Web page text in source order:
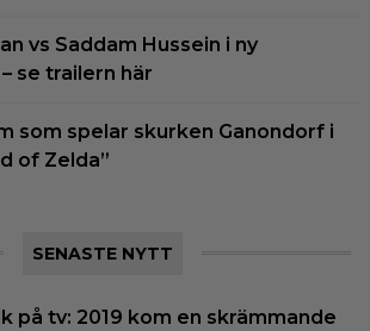
vs Saddam Hussein i ny
se trailern här
som spelar skurken Ganondorf i
of Zelda”
SENASTE NYTT
på tv: 2019 kom en skrämmande